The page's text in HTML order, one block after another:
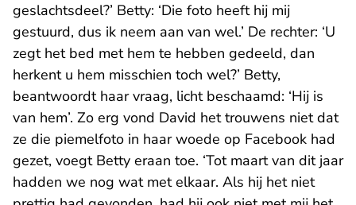
geslachtsdeel?’ Betty: ‘Die foto heeft hij mij
gestuurd, dus ik neem aan van wel.’ De rechter: ‘U
zegt het bed met hem te hebben gedeeld, dan
herkent u hem misschien toch wel?’ Betty,
beantwoordt haar vraag, licht beschaamd: ‘Hij is
van hem’. Zo erg vond David het trouwens niet dat
ze die piemelfoto in haar woede op Facebook had
gezet, voegt Betty eraan toe. ‘Tot maart van dit jaar
hadden we nog wat met elkaar. Als hij het niet